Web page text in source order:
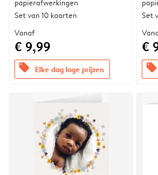
papierafwerkingen
Set van 10 kaarten
Vanaf
€ 9,99
offers Elke dag lage prijzen
Set
€
offers